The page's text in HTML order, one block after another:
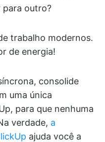
para outro?
trabalho modernos.
de energia!
consolide
uma única
para que nenhuma
verdade, a
ajuda você a